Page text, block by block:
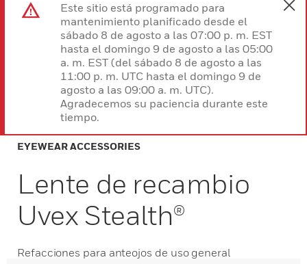
Este sitio está programado para
mantenimiento planificado desde el
sábado 8 de agosto a las 07:00 p. m. EST
hasta el domingo 9 de agosto a las 05:00
a. m. EST (del sábado 8 de agosto a las
11:00 p. m. UTC hasta el domingo 9 de
agosto a las 09:00 a. m. UTC).
Agradecemos su paciencia durante este
tiempo.
EYEWEAR ACCESSORIES
Lente de recambio
Uvex Stealth®
Refacciones para anteojos de uso general